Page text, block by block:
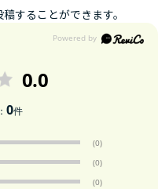
することができます。
0.0
0件
(0)
(0)
(0)